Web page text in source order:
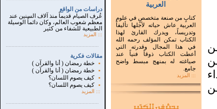
دراسات من الواقع
عُرف الصيام قديماً منذ آلاف السنين عند
معظم شعوب العالم، وكان دائماً الوسيلة
الطبيعية للشفاء من كثير
:::
المزيد
مقالات فكرية
▪
خطة رمضان ( أنا والقرآن )
▪
خطة رمضان ( أنا والقرآن )
▪
كيف يصوم اللسان؟
▪
كيف يصوم اللسان؟
:::
المزيد
العربية
كتابٍ من صنعة متخصصٍ في علوم
العربية عاش حياته لأجلها تأليفاً
وتدريساً، ويدرك القارئ لهذا
الكتاب تمكن المؤلف رحمه الله
في هذا المجال وقدرته التي
أعطت الكتاب ذوقاً فنياً عند
صياغته له بمنهج مبسط واضح
جامع.
::: المزيد